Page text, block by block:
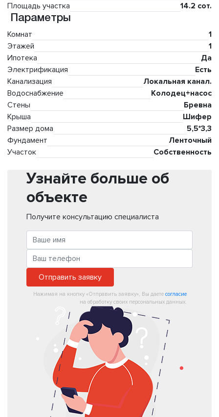
Площадь участка
14.2 сот.
Параметры
Комнат
1
Этажей
1
Ипотека
Да
Электрификация
Есть
Канализация
Локальная канал.
Водоснабжение
Колодец+насос
Стены
Бревна
Крыша
Шифер
Размер дома
5,5*3,3
Фундамент
Ленточный
Участок
Собственность
Узнайте больше об
объекте
Получите консультацию специалиста
Отправить заявку
Нажимая на кнопку «Отправить заявку», Вы даете согласие
на обработку своих персональных данных.